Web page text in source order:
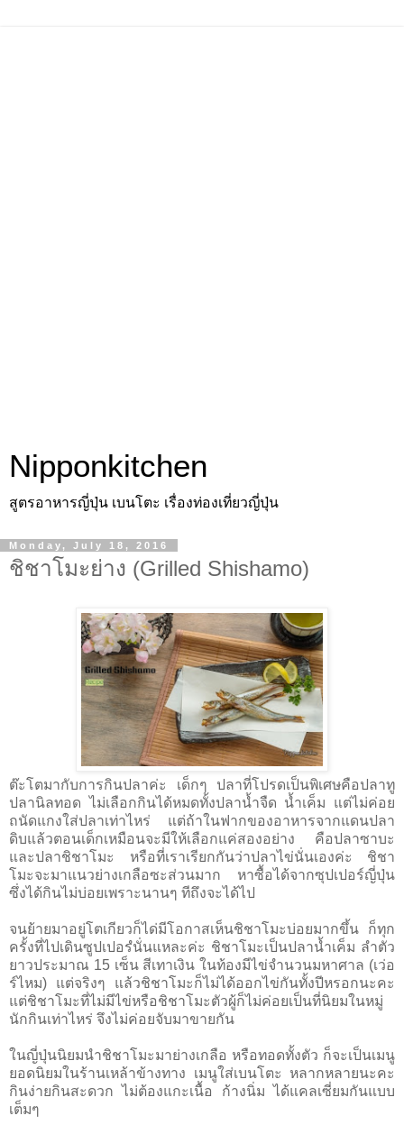
Nipponkitchen
สูตรอาหารญี่ปุ่น เบนโตะ เรื่องท่องเที่ยวญี่ปุ่น
Monday, July 18, 2016
ชิชาโมะย่าง (Grilled Shishamo)
ต๊ะโตมากับการกินปลาค่ะ เด็กๆ ปลาที่โปรดเป็นพิเศษคือปลาทู
ปลานิลทอด ไม่เลือกกินได้หมดทั้งปลานํ้าจืด นํ้าเค็ม แต่ไม่ค่อย
ถนัดแกงใส่ปลาเท่าไหร่ แต่ถ้าในฟากของอาหารจากแดนปลา
ดิบแล้วตอนเด็กเหมือนจะมีให้เลือกแค่สองอย่าง คือปลาซาบะ
และปลาชิชาโมะ หรือที่เราเรียกกันว่าปลาไข่นั่นเองค่ะ ชิชา
โมะจะมาแนวย่างเกลือซะส่วนมาก หาซื้อได้จากซุปเปอร์ญี่ปุ่น
ซึ่งได้กินไม่บ่อยเพราะนานๆ ทีถึงจะได้ไป
จนย้ายมาอยู่โตเกียวก็ได่มีโอกาสเห็นชิชาโมะบ่อยมากขึ้น ก็ทุก
ครั้งที่ไปเดินซูปเปอรํนั่นแหละค่ะ ชิชาโมะเป็นปลานํ้าเค็ม ลำตัว
ยาวประมาณ 15 เซ็น สีเทาเงิน ในท้องมีไข่จำนวนมหาศาล (เว่อ
ร์ไหม) แต่จริงๆ แล้วชิชาโมะก็ไม่ได้ออกไข่กันทั้งปีหรอกนะคะ
แต่ชิชาโมะที่ไม่มีไข่หรือชิชาโมะตัวผู้ก็ไม่ค่อยเป็นที่นิยมในหมู่
นักกินเท่าไหร่ จึงไม่ค่อยจับมาขายกัน
ในญี่ปุ่นนิยมนำชิชาโมะมาย่างเกลือ หรือทอดทั้งตัว ก็จะเป็นเมนู
ยอดนิยมในร้านเหล้าข้างทาง เมนูใส่เบนโตะ หลากหลายนะคะ
กินง่ายกินสะดวก ไม่ต้องแกะเนื้อ ก้างนิ่ม ได้แคลเซี่ยมกันแบบ
เต็มๆ